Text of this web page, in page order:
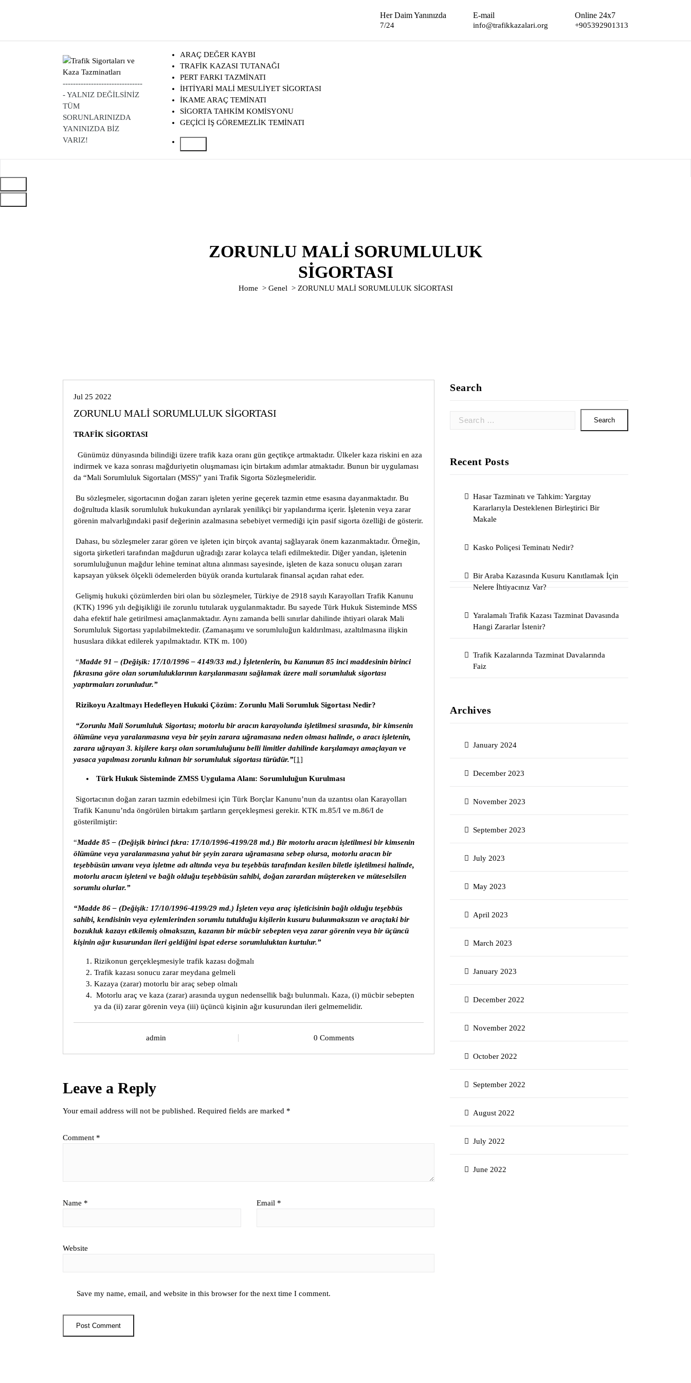
p
Her Daim Yanınızda
7/24
E-mail
info@trafikkazalari.org
Online 24x7
+905392901313
-------------------------------
- YALNIZ DEĞİLSİNİZ
TÜM
SORUNLARINIZDA
YANINIZDA BİZ
VARIZ!
ARAÇ DEĞER KAYBI
TRAFİK KAZASI TUTANAĞI
PERT FARKI TAZMİNATI
İHTİYARİ MALİ MESULİYET SİGORTASI
İKAME ARAÇ TEMİNATI
SİGORTA TAHKİM KOMİSYONU
GEÇİCİ İŞ GÖREMEZLİK TEMİNATI
Search
for:
ZORUNLU MALİ SORUMLULUK
SİGORTASI
Home > Genel > ZORUNLU MALİ SORUMLULUK SİGORTASI
Jul 25 2022
ZORUNLU MALİ SORUMLULUK SİGORTASI
TRAFİK SİGORTASI
Günümüz dünyasında bilindiği üzere trafik kaza oranı gün geçtikçe artmaktadır. Ülkeler kaza riskini en aza
indirmek ve kaza sonrası mağduriyetin oluşmaması için birtakım adımlar atmaktadır. Bunun bir uygulaması
da “Mali Sorumluluk Sigortaları (MSS)” yani Trafik Sigorta Sözleşmeleridir.
Bu sözleşmeler, sigortacının doğan zararı işleten yerine geçerek tazmin etme esasına dayanmaktadır. Bu
doğrultuda klasik sorumluluk hukukundan ayrılarak yenilikçi bir yapılandırma içerir. İşletenin veya zarar
görenin malvarlığındaki pasif değerinin azalmasına sebebiyet vermediği için pasif sigorta özelliği de gösterir.
Dahası, bu sözleşmeler zarar gören ve işleten için birçok avantaj sağlayarak önem kazanmaktadır. Örneğin,
sigorta şirketleri tarafından mağdurun uğradığı zarar kolayca telafi edilmektedir. Diğer yandan, işletenin
sorumluluğunun mağdur lehine teminat altına alınması sayesinde, işleten de kaza sonucu oluşan zararı
kapsayan yüksek ölçekli ödemelerden büyük oranda kurtularak finansal açıdan rahat eder.
Gelişmiş hukuki çözümlerden biri olan bu sözleşmeler, Türkiye de 2918 sayılı Karayolları Trafik Kanunu
(KTK) 1996 yılı değişikliği ile zorunlu tutularak uygulanmaktadır. Bu sayede Türk Hukuk Sisteminde MSS
daha efektif hale getirilmesi amaçlanmaktadır. Aynı zamanda belli sınırlar dahilinde ihtiyari olarak Mali
Sorumluluk Sigortası yapılabilmektedir. (Zamanaşımı ve sorumluluğun kaldırılması, azaltılmasına ilişkin
hususlara dikkat edilerek yapılmaktadır. KTK m. 100)
“Madde 91 – (Değişik: 17/10/1996 – 4149/33 md.) İşletenlerin, bu Kanunun 85 inci maddesinin birinci
fıkrasına göre olan sorumluluklarının karşılanmasını sağlamak üzere mali sorumluluk sigortası
yaptırmaları zorunludur.”
Rizikoyu Azaltmayı Hedefleyen Hukuki Çözüm: Zorunlu Mali Sorumluk Sigortası Nedir?
“Zorunlu Mali Sorumluluk Sigortası; motorlu bir aracın karayolunda işletilmesi sırasında, bir kimsenin
ölümüne veya yaralanmasına veya bir şeyin zarara uğramasına neden olması halinde, o aracı işletenin,
zarara uğrayan 3. kişilere karşı olan sorumluluğunu belli limitler dahilinde karşılamayı amaçlayan ve
yasaca yapılması zorunlu kılınan bir sorumluluk sigortası türüdür.”[1]
Türk Hukuk Sisteminde ZMSS Uygulama Alanı: Sorumluluğun Kurulması
Sigortacının doğan zararı tazmin edebilmesi için Türk Borçlar Kanunu’nun da uzantısı olan Karayolları
Trafik Kanunu’nda öngörülen birtakım şartların gerçekleşmesi gerekir. KTK m.85/I ve m.86/I de
gösterilmiştir:
“Madde 85 – (Değişik birinci fıkra: 17/10/1996-4199/28 md.) Bir motorlu aracın işletilmesi bir kimsenin
ölümüne veya yaralanmasına yahut bir şeyin zarara uğramasına sebep olursa, motorlu aracın bir
teşebbüsün unvanı veya işletme adı altında veya bu teşebbüs tarafından kesilen biletle işletilmesi halinde,
motorlu aracın işleteni ve bağlı olduğu teşebbüsün sahibi, doğan zarardan müştereken ve müteselsilen
sorumlu olurlar.”
“Madde 86 – (Değişik: 17/10/1996-4199/29 md.) İşleten veya araç işleticisinin bağlı olduğu teşebbüs
sahibi, kendisinin veya eylemlerinden sorumlu tutulduğu kişilerin kusuru bulunmaksızın ve araçtaki bir
bozukluk kazayı etkilemiş olmaksızın, kazanın bir mücbir sebepten veya zarar görenin veya bir üçüncü
kişinin ağır kusurundan ileri geldiğini ispat ederse sorumluluktan kurtulur.”
Rizikonun gerçekleşmesiyle trafik kazası doğmalı
Trafik kazası sonucu zarar meydana gelmeli
Kazaya (zarar) motorlu bir araç sebep olmalı
Motorlu araç ve kaza (zarar) arasında uygun nedensellik bağı bulunmalı. Kaza, (i) mücbir sebepten
ya da (ii) zarar görenin veya (iii) üçüncü kişinin ağır kusurundan ileri gelmemelidir.
admin 0 Comments
Leave a Reply
Your email address will not be published. Required fields are marked *
Comment *
Name * Email *
Website
Save my name, email, and website in this browser for the next time I comment.
Search
Search
Recent Posts
Hasar Tazminatı ve Tahkim: Yargıtay
Kararlarıyla Desteklenen Birleştirici Bir
Makale
Kasko Poliçesi Teminatı Nedir?
Bir Araba Kazasında Kusuru Kanıtlamak İçin
Nelere İhtiyacınız Var?
Yaralamalı Trafik Kazası Tazminat Davasında
Hangi Zararlar İstenir?
Trafik Kazalarında Tazminat Davalarında
Faiz
Archives
January 2024
December 2023
November 2023
September 2023
July 2023
May 2023
April 2023
March 2023
January 2023
December 2022
November 2022
October 2022
September 2022
August 2022
July 2022
June 2022